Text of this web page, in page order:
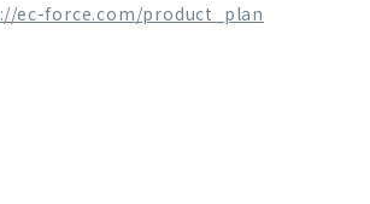
ec-force.com/product_plan